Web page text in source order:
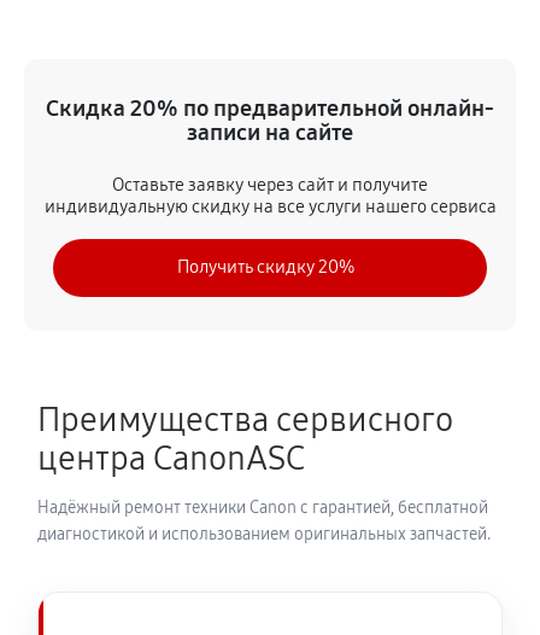
Замена тормозной площадки
60 минут
Замена Wi-Fi МФУ Canon iR 3025
1620 руб 60 минут
Замена печатной головки
1350 руб 60 минут
Замена печки МФУ Canon iR 3025
Скидка 20% по предварительной онлайн-
записи на сайте
Оставьте заявку через сайт и получите
индивидуальную скидку на все услуги нашего сервиса
Получить скидку 20%
Преимущества сервисного
центра CanonASC
Надёжный ремонт техники Canon с гарантией, бесплатной
диагностикой и использованием оригинальных запчастей.